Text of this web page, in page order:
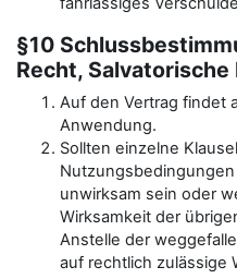
§10
Recht, Salvatorische
Auf den Vertrag findet
Anwendung.
Sollten einzelne
unwirksam sein oder
Wirksamkeit der
Anstelle der
auf rechtlich zulässige